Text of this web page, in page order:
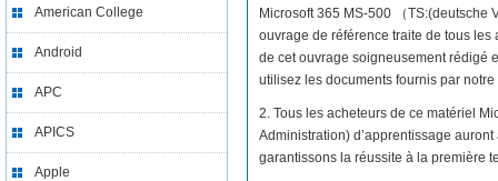
American College
Android
APC
APICS
Apple
Microsoft 365 MS-500 （TS:(deutsche
ouvrage de référence traite de tous les
de cet ouvrage soigneusement rédigé
utilisez les documents fournis par notre
2. Tous les acheteurs de ce matériel
Administration) d’apprentissage
garantissons la réussite à la première